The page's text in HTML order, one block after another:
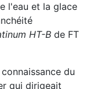
l'eau et la glace
HT-B de FT
du
qui dirigeait